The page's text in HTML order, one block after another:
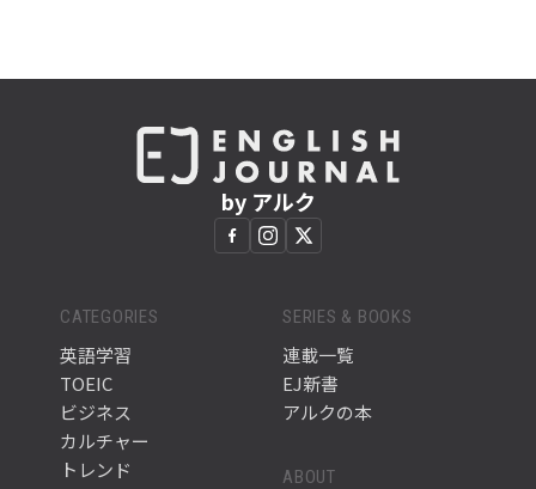
by アルク
CATEGORIES
英語学習
TOEIC
ビジネス
カルチャー
トレンド
SERIES & BOOKS
連載一覧
EJ新書
アルクの本
ABOUT